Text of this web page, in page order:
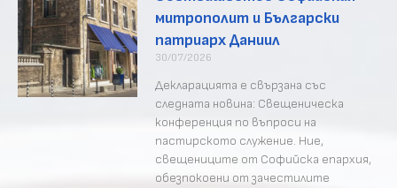
митрополит и Български
патриарх Даниил
30/07/2026
Декларацията е свързана със
следната новина: Свещеническа
конференция по въпроси на
пастирското служение. Ние,
свещениците от Софийска епархия,
обезпокоени от зачестилите